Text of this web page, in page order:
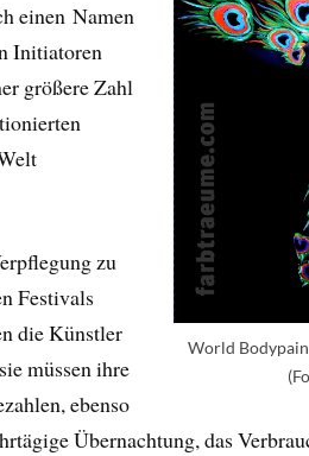
World
einen Namen
Initiatoren
größere Zahl
zu
Festivals
die Künstler
müssen ihre
ebenso
Übernachtung, das